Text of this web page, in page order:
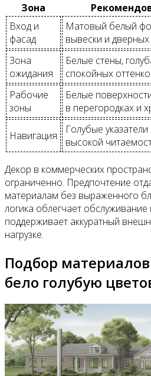
Зона
Вход и
фасад
Матовый белый
вывески и дверных
Зона
ожидания
Белые стены,
спокойных
Рабочие
зоны
Белые
в перегородках и
Навигация
Голубые
высокой
Декор в коммерческих
ограниченно. Предпочтение
материалам без выраженного
логика облегчает
поддерживает аккуратный
нагрузке.
Подбор
бело голубую